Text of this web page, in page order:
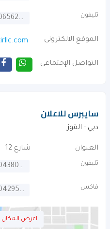
تليفون 065624736
الموقع الالكترونى
التواصل الإجتماعى
سايبرس للاعلان
دبي - القوز
العنوان شارع 12
تليفون 043809943
فاكس 042956843
اعرض المكان